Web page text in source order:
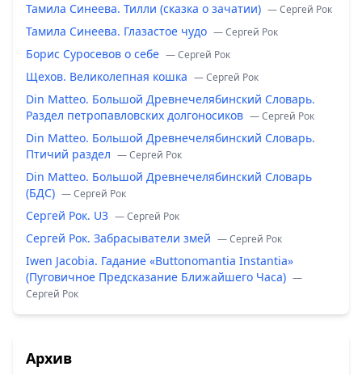
Тамила Синеева. Тилли (сказка о зачатии) — Сергей Рок
Тамила Синеева. Глазастое чудо — Сергей Рок
Борис Суросевов о себе — Сергей Рок
Щехов. Великолепная кошка — Сергей Рок
Din Matteo. Большой Древнечелябинский Словарь.
Раздел петропавловских долгоносиков — Сергей Рок
Din Matteo. Большой Древнечелябинский Словарь.
Птичий раздел — Сергей Рок
Din Matteo. Большой Древнечелябинский Словарь
(БДС) — Сергей Рок
Сергей Рок. U3 — Сергей Рок
Сергей Рок. Забрасыватели змей — Сергей Рок
Iwen Jacobia. Гадание «Buttonomantia Instantia»
(Пуговичное Предсказание Ближайшего Часа) —
Сергей Рок
Архив